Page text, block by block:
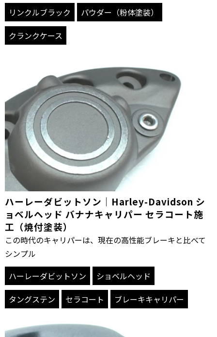
リンクルブラック
パウダー（粉体塗装）
クランクケース
ハーレーダビットソン｜Harley-Davidson シ
ョベルヘッド バナナキャリパー セラコート施
工（焼付塗装）
この時代のキャリパーは、現在の高性能ブレーキと比べて
シンプル
ハーレーダビットソン
ショベルヘッド
タングステン
セラコート ブレーキキャリパー